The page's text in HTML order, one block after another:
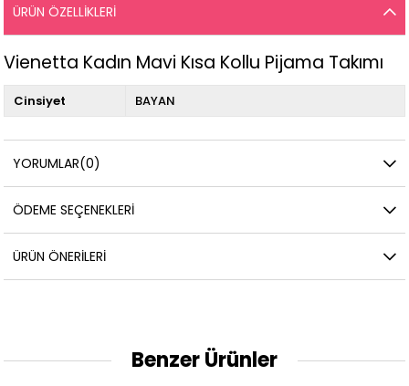
ÜRÜN ÖZELLIKLERI
Vienetta Kadın Mavi Kısa Kollu Pijama Takımı
Cinsiyet BAYAN
YORUMLAR(0)
ÖDEME SEÇENEKLERI
ÜRÜN ÖNERILERI
Benzer Ürünler